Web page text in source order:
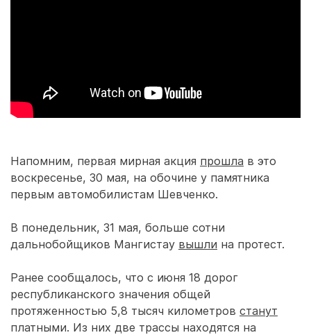
Напомним, первая мирная акция прошла в это
воскресенье, 30 мая, на обочине у памятника
первым автомобилистам Шевченко.
В понедельник, 31 мая, больше сотни
дальнобойщиков Мангистау вышли на протест.
Ранее сообщалось, что с июня 18 дорог
республиканского значения общей
протяженностью 5,8 тысяч километров станут
платными. Из них две трассы находятся на